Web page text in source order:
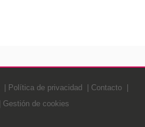
Política de privacidad
Contacto
Gestión de cookies